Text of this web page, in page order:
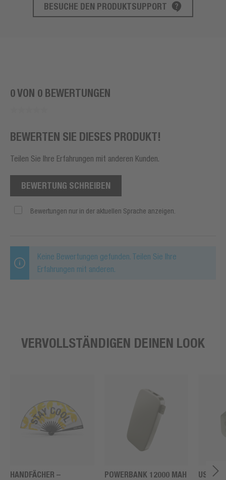
PRODUKT SUPPORT
BESUCHE DEN PRODUKTSUPPORT
0 VON 0 BEWERTUNGEN
BEWERTEN SIE DIESES PRODUKT!
Teilen Sie Ihre Erfahrungen mit anderen Kunden.
BEWERTUNG SCHREIBEN
Bewertungen nur in der aktuellen Sprache anzeigen.
Keine Bewertungen gefunden. Teilen Sie Ihre
Erfahrungen mit anderen.
VERVOLLSTÄNDIGEN DEINEN LOOK
HANDFÄCHER –
POWERBANK 12000 MAH
USB +